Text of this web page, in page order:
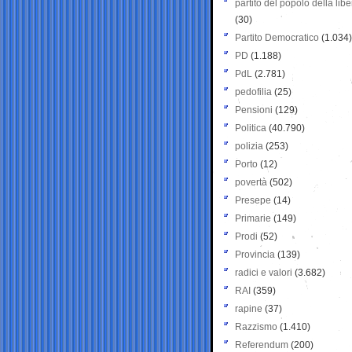
partito del popolo della
(30)
Partito Democratico (1.034)
PD (1.188)
PdL (2.781)
pedofilia (25)
Pensioni (129)
Politica (40.790)
polizia (253)
Porto (12)
povertà (502)
Presepe (14)
Primarie (149)
Prodi (52)
Provincia (139)
radici e valori (3.682)
RAI (359)
rapine (37)
Razzismo (1.410)
Referendum (200)